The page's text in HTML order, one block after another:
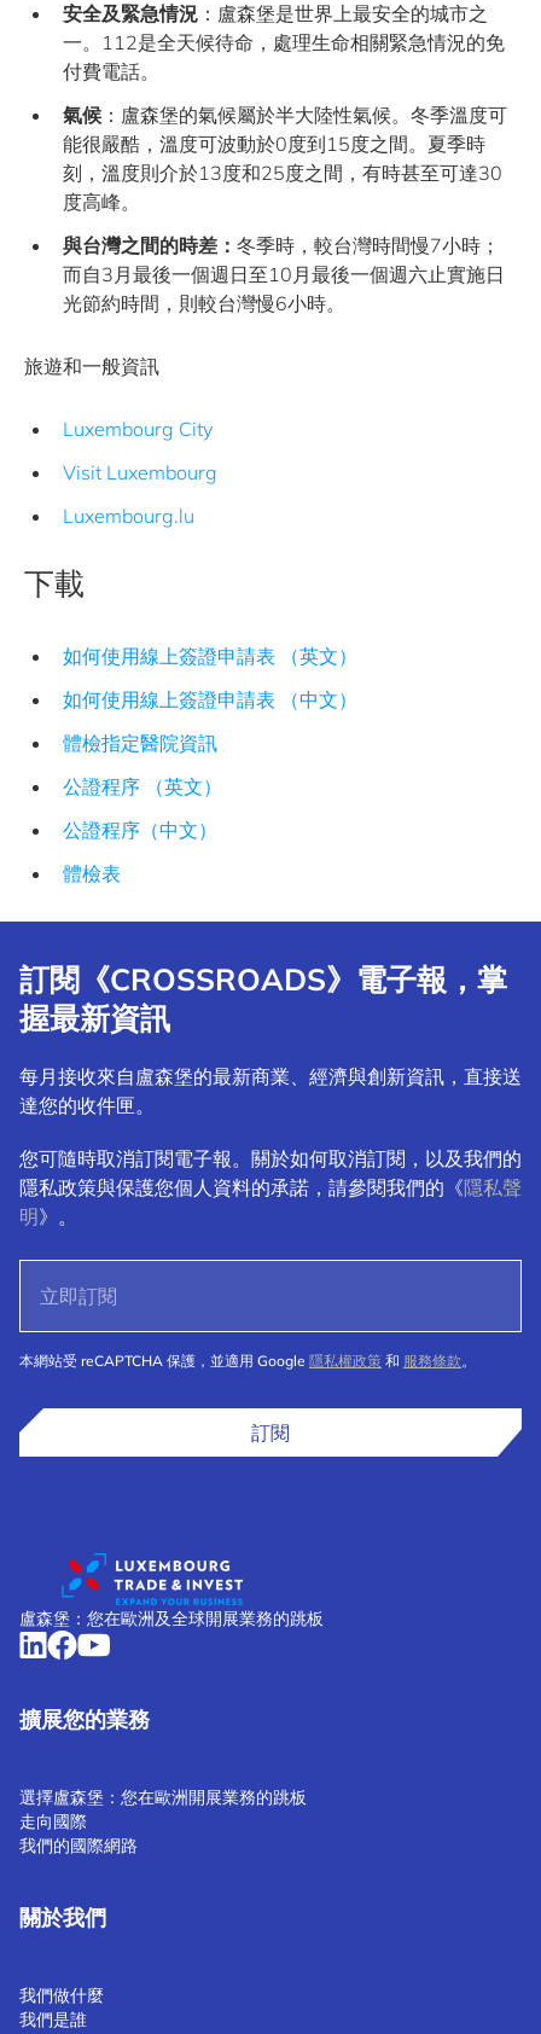
安全及緊急情況 ：盧森堡是世界上最安全的城市之
一。112是全天候待命，處理生命相關緊急情況的免
付費電話。
氣候 ：盧森堡的氣候屬於半大陸性氣候。冬季溫度可
能很嚴酷，溫度可波動於0度到15度之間。夏季時
刻，溫度則介於13度和25度之間，有時甚至可達30
度高峰。
與台灣之間的時差： 冬季時，較台灣時間慢7小時；
而自3月最後一個週日至10月最後一個週六止實施日
光節約時間，則較台灣慢6小時。
旅遊和一般資訊
Luxembourg City
Visit Luxembourg
Luxembourg.lu
下載
如何使用線上簽證申請表 （英文）
如何使用線上簽證申請表 （中文）
體檢指定醫院資訊
公證程序 （英文）
公證程序（中文）
體檢表
訂閱《CROSSROADS》電子報，掌
握最新資訊
每月接收來自盧森堡的最新商業、經濟與創新資訊，直接送
達您的收件匣。
您可隨時取消訂閱電子報。關於如何取消訂閱，以及我們的
隱私政策與保護您個人資料的承諾，請參閱我們的《隱私聲
明》。
本網站受 reCAPTCHA 保護，並適用 Google 隱私權政策 和 服務條款。
訂閱
盧森堡：您在歐洲及全球開展業務的跳板
擴展您的業務
選擇盧森堡：您在歐洲開展業務的跳板
走向國際
我們的國際網路
關於我們
我們做什麼
我們是誰